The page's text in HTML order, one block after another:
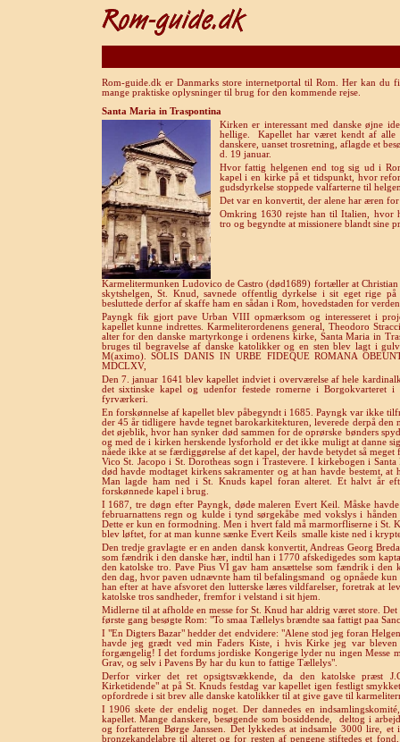
Rom-guide.dk er Danmarks store internetportal til Rom. Her kan du
mange praktiske oplysninger til brug for den kommende rejse.
Santa Maria in Traspontina
Kirken er interessant med danske øjne
hellige.
Kapellet har været kendt af
danskere, uanset trosretning, aflagde et
d. 19 januar.
Hvor fattig helgenen end tog sig ud i
kapel i en kirke på et tidspunkt, hvor
gudsdyrkelse stoppede valfarterne til
Det var en konvertit, der alene har æren
Omkring 1630 rejste han til Italien, hvor
tro og begyndte at missionere blandt sine
Karmelitermunken Ludovico de Castro (død1689) fortæller at
skytshelgen, St. Knud, savnede offentlig dyrkelse i sit eget rige
besluttede derfor af skaffe ham en sådan i Rom, hovedstaden for
Payngk fik gjort pave Urban VIII opmærksom og interesseret i
kapellet kunne indrettes. Karmeliterordenens general, Theodoro
alter for den danske martyrkonge i ordenens kirke, Santa Maria in
bruges til begravelse af danske katolikker og en sten blev lagt i
M(aximo). SOLIS DANIS IN URBE FIDEQUE ROMANA
MDCLXV,
Den 7. januar 1641 blev kapellet indviet i overværelse af hele
det sixtinske kapel og udenfor festede romerne i Borgokvarteret
fyrværkeri.
En forskønnelse af kapellet blev påbegyndt i 1685. Payngk var ikke
der 45 år tidligere havde tegnet barokarkitekturen, leverede derpå
det øjeblik, hvor han synker død sammen for de oprørske bønders
og med de i kirken herskende lysforhold er det ikke muligt at danne
nåede ikke at se færdiggørelse af det kapel, der havde betydet så
Vico St. Jacopo i St. Dorotheas sogn i Trastevere. I kirkebogen i
død havde modtaget kirkens sakramenter og at han havde bestemt,
Man lagde ham ned i St. Knuds kapel foran alteret. Et halvt år
forskønnede kapel i brug.
I 1687, tre døgn efter Payngk, døde maleren Evert Keil. Måske
februarnattens regn og kulde i tynd sørgekåbe med vokslys i
Dette er kun en formodning. Men i hvert fald må marmorfliserne i St.
blev løftet, for at man kunne sænke Evert Keils smalle kiste ned i
Den tredje gravlagte er en anden dansk konvertit, Andreas Georg
som fændrik i den danske hær, indtil han i 1770 afskedigedes som
den katolske tro. Pave Pius VI gav ham ansættelse som fændrik i den
den dag, hvor paven udnævnte ham til befalingsmand
og opnåede
han efter at have afsvoret den lutterske læres vildfarelser, foretrak at
katolske tros sandheder, fremfor i velstand i sit hjem.
Midlerne til at afholde en messe for St. Knud har aldrig været store.
første gang besøgte Rom: "To smaa Tællelys brændte saa fattigt paa
I "En Digters Bazar" hedder det endvidere: "Alene stod jeg foran
havde jeg grædt ved min Faders Kiste, i hvis Kirke jeg var
forgængelig! I det fordums jordiske Kongerige lyder nu ingen Messe
Grav, og selv i Pavens By har du kun to fattige Tællelys".
Derfor virker det ret opsigtsvækkende, da den katolske præst
Kirketidende" at på St. Knuds festdag var kapellet igen festligt
opfordrede i sit brev alle danske katolikker til at give gave til
I 1906 skete der endelig noget. Der dannedes en
kapellet. Mange danskere, besøgende som bosiddende,
deltog i
og forfatteren Børge Janssen. Det lykkedes at indsamle 3000 lire, et
bronzekandelabre til alteret og for resten af pengene stiftedes et